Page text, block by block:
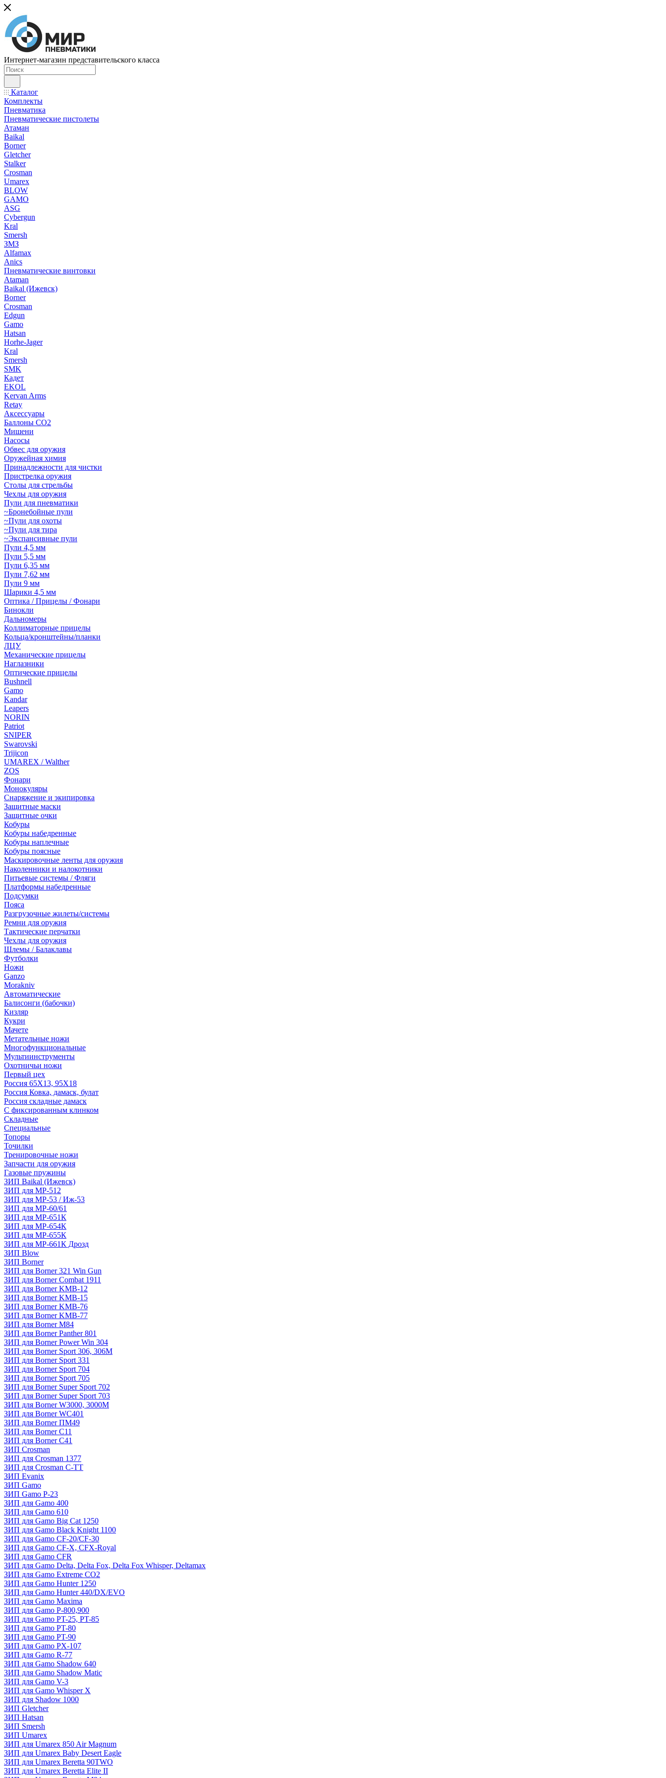
Интернет-магазин представительского класса
Каталог
Комплекты
Пневматика
Пневматические пистолеты
Атаман
Baikal
Borner
Gletcher
Stalker
Crosman
Umarex
BLOW
GAMO
ASG
Cybergun
Kral
Smersh
ЗМЗ
Alfamax
Anics
Пневматические винтовки
Ataman
Baikal (Ижевск)
Borner
Crosman
Edgun
Gamo
Hatsan
Horhe-Jager
Kral
Smersh
SMK
Кадет
EKOL
Kervan Arms
Retay
Аксессуары
Баллоны СО2
Мишени
Насосы
Обвес для оружия
Оружейная химия
Принадлежности для чистки
Пристрелка оружия
Столы для стрельбы
Чехлы для оружия
Пули для пневматики
~Бронебойные пули
~Пули для охоты
~Пули для тира
~Экспансивные пули
Пули 4,5 мм
Пули 5,5 мм
Пули 6,35 мм
Пули 7,62 мм
Пули 9 мм
Шарики 4,5 мм
Оптика / Прицелы / Фонари
Бинокли
Дальномеры
Коллиматорные прицелы
Кольца/кронштейны/планки
ЛЦУ
Механические прицелы
Наглазники
Оптические прицелы
Bushnell
Gamo
Kandar
Leapers
NORIN
Patriot
SNIPER
Swarovski
Trijicon
UMAREX / Walther
ZOS
Фонари
Монокуляры
Снаряжение и экипировка
Защитные маски
Защитные очки
Кобуры
Кобуры набедренные
Кобуры наплечные
Кобуры поясные
Маскировочные ленты для оружия
Наколенники и налокотники
Питьевые системы / Фляги
Платформы набедренные
Подсумки
Пояса
Разгрузочные жилеты/системы
Ремни для оружия
Тактические перчатки
Чехлы для оружия
Шлемы / Балаклавы
Футболки
Ножи
Ganzo
Morakniv
Автоматические
Балисонги (бабочки)
Кизляр
Кукри
Мачете
Метательные ножи
Многофункциональные
Мультиинструменты
Охотничьи ножи
Первый цех
Россия 65Х13, 95Х18
Россия Ковка, дамаск, булат
Россия складные дамаск
С фиксированным клинком
Складные
Специальные
Топоры
Точилки
Тренировочные ножи
Запчасти для оружия
Газовые пружины
ЗИП Baikal (Ижевск)
ЗИП для МР-512
ЗИП для МР-53 / Иж-53
ЗИП для МР-60/61
ЗИП для МР-651К
ЗИП для МР-654К
ЗИП для МР-655К
ЗИП для МР-661К Дрозд
ЗИП Blow
ЗИП Borner
ЗИП для Borner 321 Win Gun
ЗИП для Borner Combat 1911
ЗИП для Borner KMB-12
ЗИП для Borner KMB-15
ЗИП для Borner KMB-76
ЗИП для Borner KMB-77
ЗИП для Borner M84
ЗИП для Borner Panther 801
ЗИП для Borner Power Win 304
ЗИП для Borner Sport 306, 306M
ЗИП для Borner Sport 331
ЗИП для Borner Sport 704
ЗИП для Borner Sport 705
ЗИП для Borner Super Sport 702
ЗИП для Borner Super Sport 703
ЗИП для Borner W3000, 3000М
ЗИП для Borner WC401
ЗИП для Borner ПМ49
ЗИП для Borner С11
ЗИП для Borner С41
ЗИП Crosman
ЗИП для Crosman 1377
ЗИП для Crosman C-TT
ЗИП Evanix
ЗИП Gamo
ЗИП Gamo P-23
ЗИП для Gamo 400
ЗИП для Gamo 610
ЗИП для Gamo Big Cat 1250
ЗИП для Gamo Black Knight 1100
ЗИП для Gamo CF-20/CF-30
ЗИП для Gamo CF-X, CFX-Royal
ЗИП для Gamo CFR
ЗИП для Gamo Delta, Delta Fox, Delta Fox Whisper, Deltamax
ЗИП для Gamo Extreme CO2
ЗИП для Gamo Hunter 1250
ЗИП для Gamo Hunter 440/DX/EVO
ЗИП для Gamo Maxima
ЗИП для Gamo P-800,900
ЗИП для Gamo PT-25, PT-85
ЗИП для Gamo PT-80
ЗИП для Gamo PT-90
ЗИП для Gamo PX-107
ЗИП для Gamo R-77
ЗИП для Gamo Shadow 640
ЗИП для Gamo Shadow Matic
ЗИП для Gamo V-3
ЗИП для Gamo Whisper X
ЗИП для Shadow 1000
ЗИП Gletcher
ЗИП Hatsan
ЗИП Smersh
ЗИП Umarex
ЗИП для Umarex 850 Air Magnum
ЗИП для Umarex Baby Desert Eagle
ЗИП для Umarex Beretta 90TWO
ЗИП для Umarex Beretta Elite II